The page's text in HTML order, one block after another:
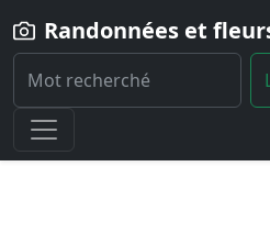
Randonnées et
Home
Randonnée